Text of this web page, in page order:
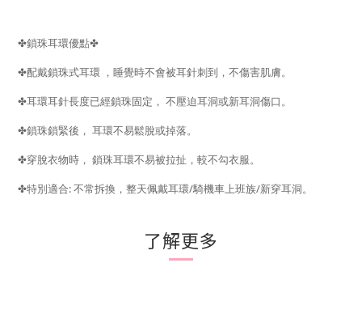
✤鎖珠耳環優點✤
✤配戴鎖珠式耳環 ，睡覺時不會被耳針刺到，不傷害肌膚。
✤耳環耳針長度已經鎖珠固定， 不壓迫耳洞或新耳洞傷口。
✤鎖珠鎖緊後， 耳環不易鬆脫或掉落。
✤穿脫衣物時， 鎖珠耳環不易被拉扯，較不勾衣服。
✤特別適合: 不常拆換，整天佩戴耳環/騎機車上班族/新穿耳洞。
了解更多